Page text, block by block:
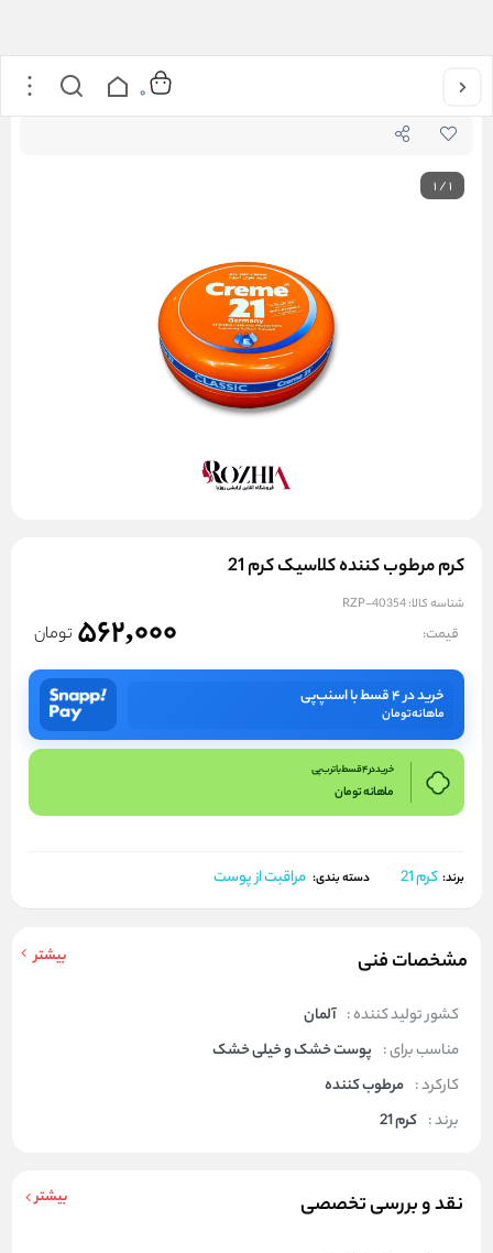
خانه 0
1/1
کرم مرطوب کننده کلاسیک کرم 21
شناسه کالا:RZP-40354
قیمت: 562,000 تومان
خرید در ۴ قسط با اسنپ‌پی
ماهانهتومان
خرید در 4 قسط با ترب پی
ماهانهتومان
برند: کرم 21 دسته بندی: مراقبت از پوست
مشخصات فنی بیشتر
کشور تولید کننده : آلمان
مناسب برای : پوست خشک و خیلی خشک
کارکرد : مرطوب کننده
برند : کرم 21
نقد و بررسی تخصصی بیشتر